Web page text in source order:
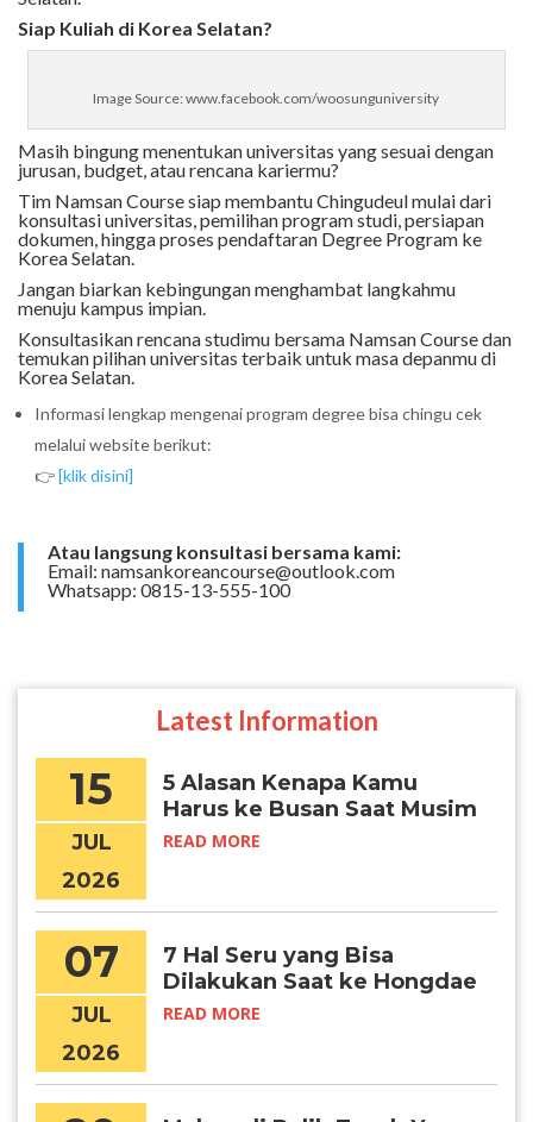
Siap Kuliah di Korea Selatan?
Image Source: www.facebook.com/woosunguniversity
Masih bingung menentukan universitas yang sesuai dengan
jurusan, budget, atau rencana kariermu?
Tim Namsan Course siap membantu Chingudeul mulai dari
konsultasi universitas, pemilihan program studi, persiapan
dokumen, hingga proses pendaftaran Degree Program ke
Korea Selatan.
Jangan biarkan kebingungan menghambat langkahmu
menuju kampus impian.
Konsultasikan rencana studimu bersama Namsan Course dan
temukan pilihan universitas terbaik untuk masa depanmu di
Korea Selatan.
Informasi lengkap mengenai program degree bisa chingu cek
melalui website berikut:
👉[klik disini]
Atau langsung konsultasi bersama kami:
Email: namsankoreancourse@outlook.com
Whatsapp: 0815-13-555-100
Latest Information
15
JUL
2026
5 Alasan Kenapa Kamu
Harus ke Busan Saat Musim
Panas
READ MORE
07
JUL
2026
7 Hal Seru yang Bisa
Dilakukan Saat ke Hongdae
READ MORE